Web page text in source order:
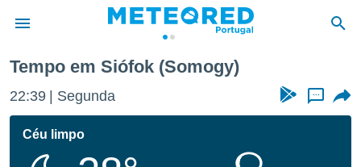
da
foi
Tempo em Siófok (Somogy)
22:39 Segunda ...
Céu limpo